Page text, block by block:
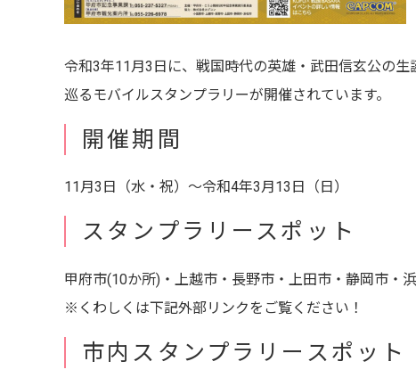
令和3年11月3日に、戦国時代の英雄・武田信玄公の
巡るモバイルスタンプラリーが開催されています。
開催期間
11月3日（水・祝）～令和4年3月13日（日）
スタンプラリースポット
甲府市(10か所)・上越市・長野市・上田市・静岡市・
※くわしくは下記外部リンクをご覧ください！
市内スタンプラリースポット